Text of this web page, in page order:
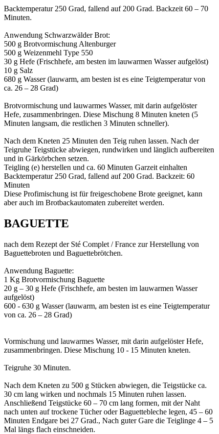
Backtemperatur 250 Grad, fallend auf 200 Grad. Backzeit 60 – 70
Minuten.
Anwendung Schwarzwälder Brot:
500 g Brotvormischung Altenburger
500 g Weizenmehl Type 550
30 g Hefe (Frischhefe, am besten im lauwarmen Wasser aufgelöst)
10 g Salz
680 g Wasser (lauwarm, am besten ist es eine Teigtemperatur von
ca. 26 – 28 Grad)
Brotvormischung und lauwarmes Wasser, mit darin aufgelöster
Hefe, zusammenbringen. Diese Mischung 8 Minuten kneten (5
Minuten langsam, die restlichen 3 Minuten schneller).
Nach dem Kneten 25 Minuten den Teig ruhen lassen. Nach der
Teigruhe Teigstücke abwiegen, rundwirken und länglich aufbereiten
und in Gärkörbchen setzen.
Teigling (e) herstellen und ca. 60 Minuten Garzeit einhalten
Backtemperatur 250 Grad, fallend auf 200 Grad. Backzeit: 60
Minuten
Diese Profimischung ist für freigeschobene Brote geeignet, kann
aber auch im Brotbackautomaten zubereitet werden.
BAGUETTE
nach dem Rezept der Sté Complet / France zur Herstellung von
Baguettebroten und Baguettebrötchen.
Anwendung Baguette:
1 Kg Brotvormischung Baguette
20 g – 30 g Hefe (Frischhefe, am besten im lauwarmen Wasser
aufgelöst)
600 - 630 g Wasser (lauwarm, am besten ist es eine Teigtemperatur
von ca. 26 – 28 Grad)
Vormischung und lauwarmes Wasser, mit darin aufgelöster Hefe,
zusammenbringen. Diese Mischung 10 - 15 Minuten kneten.
Teigruhe 30 Minuten.
Nach dem Kneten zu 500 g Stücken abwiegen, die Teigstücke ca.
30 cm lang wirken und nochmals 15 Minuten ruhen lassen.
Anschließend Teigstücke 60 – 70 cm lang formen, mit der Naht
nach unten auf trockene Tücher oder Baguettebleche legen, 45 – 60
Minuten Endgare bei 27 Grad., Nach guter Gare die Teiglinge 4 – 5
Mal längs flach einschneiden.